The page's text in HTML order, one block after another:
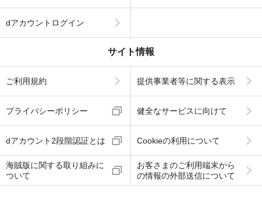
dアカウントログイン
サイト情報
ご利用規約 提供事業者等に関する表示
プライバシーポリシー 健全なサービスに向けて
dアカウント2段階認証とは Cookieの利用について
海賊版に関する取り組みに
ついて
お客さまのご利用端末から
の情報の外部送信について